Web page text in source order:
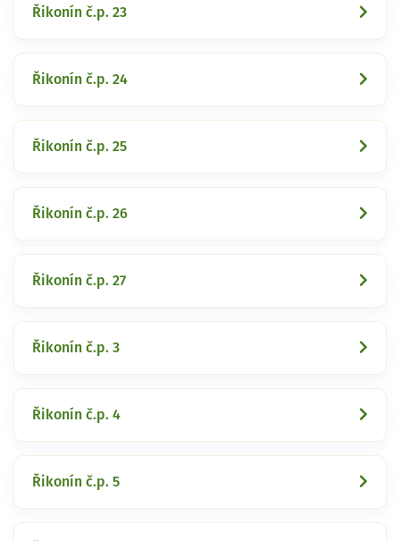
Řikonín č.p. 23
Řikonín č.p. 24
Řikonín č.p. 25
Řikonín č.p. 26
Řikonín č.p. 27
Řikonín č.p. 3
Řikonín č.p. 4
Řikonín č.p. 5